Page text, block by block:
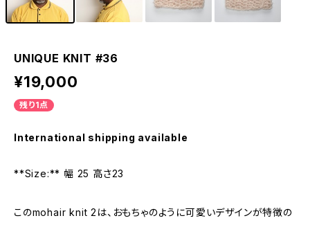
UNIQUE KNIT #36
¥19,000
残り1点
International shipping available
**Size:** 幅 25 高さ23
このmohair knit 2は、おもちゃのように可愛いデザインが特徴の